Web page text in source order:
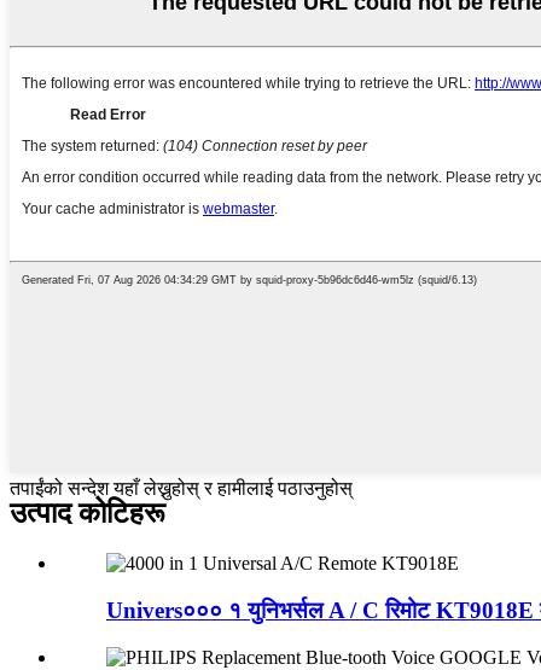
तपाईंको सन्देश यहाँ लेख्नुहोस् र हामीलाई पठाउनुहोस्
उत्पाद कोटिहरू
Univers००० १ युनिभर्सल A / C रिमोट KT9018E